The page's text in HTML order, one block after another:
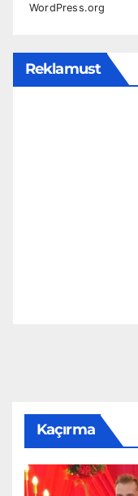
WordPress.org
Reklamust
Kaçırma